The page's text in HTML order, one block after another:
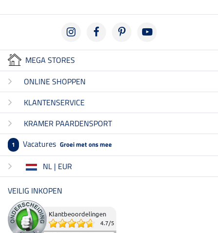
MEGA STORES
ONLINE SHOPPEN
KLANTENSERVICE
KRAMER PAARDENSPORT
1 Vacatures Groei met ons mee
NL | EUR
VEILIG INKOPEN
Klantbeoordelingen
4.7/5